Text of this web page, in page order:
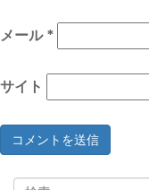
メール *
サイト